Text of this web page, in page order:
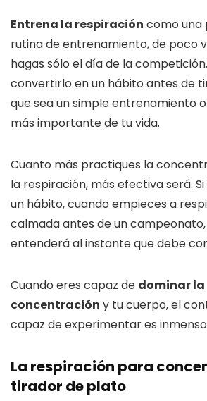
Entrena la respiración como una
rutina de entrenamiento, de poco
hagas sólo el día de la
convertirlo en un hábito antes de
que sea un simple entrenamiento
más importante de tu vida.
Cuanto más practiques la
la respiración, más efectiva será.
un hábito, cuando empieces a
calmada antes de un
entenderá al instante que debe
Cuando eres capaz de dominar la
concentración y tu cuerpo, el
capaz de experimentar es inmenso
La respiración para
tirador de plato